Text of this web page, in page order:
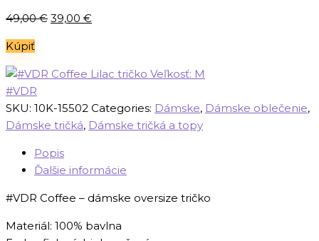
49,00€ Pôvodná
49,00 €.
39,00 €
39,00 €.
Kúpiť
#VDR
SKU: 10K-15502 Categories: Dámske, Dámske oblečenie,
Dámske tričká, Dámske tričká a topy
Popis
Ďalšie informácie
#VDR Coffee – dámske oversize tričko
Materiál: 100% bavlna